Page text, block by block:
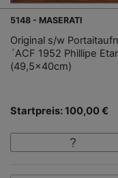
5148 - MASERATI
Original s/w
´ACF 1952 Phillipe
(49,5x40cm)
Startpreis: 100,00 €